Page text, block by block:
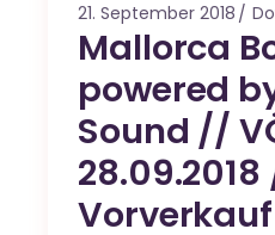
21. September 2018
Mallorca
powered
Sound //